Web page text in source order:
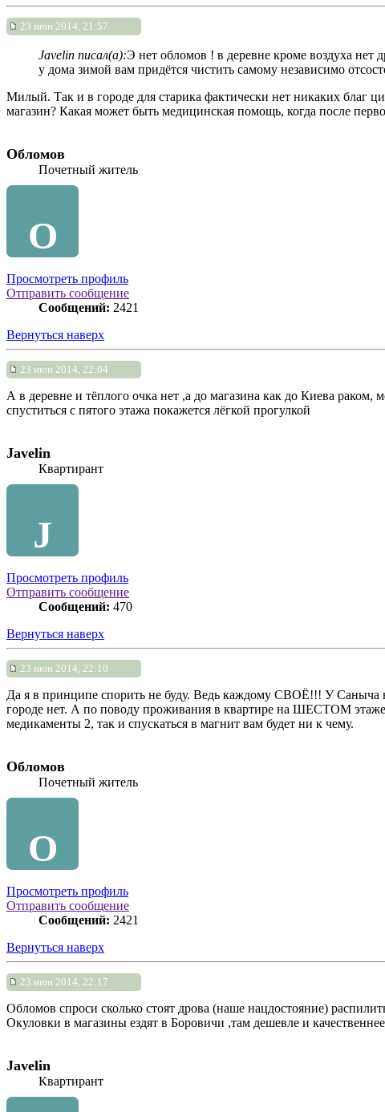
23 июн 2014, 21:57
Javelin писал(а):Э нет обломов ! в деревне кроме воздуха нет
у дома зимой вам придётся чистить самому независимо
Милый. Так и в городе для старика фактически нет никаких благ
магазин? Какая может быть медицинская помощь, когда после
Обломов
Почетный житель
О
Просмотреть профиль
Отправить сообщение
Сообщений: 2421
Вернуться наверх
23 июн 2014, 22:04
А в деревне и тёплого очка нет ,а до магазина как до Киева
спуститься с пятого этажа покажется лёгкой прогулкой
Javelin
Квартирант
J
Просмотреть профиль
Отправить сообщение
Сообщений: 470
Вернуться наверх
23 июн 2014, 22:10
Да я в принципе спорить не буду. Ведь каждому СВОЁ!!! У Саныча
городе нет. А по поводу проживания в квартире на ШЕСТОМ
медикаменты 2, так и спускаться в магнит вам будет ни к чему.
Обломов
Почетный житель
О
Просмотреть профиль
Отправить сообщение
Сообщений: 2421
Вернуться наверх
23 июн 2014, 22:17
Обломов спроси сколько стоят дрова (наше нацдостояние)
Окуловки в магазины ездят в Боровичи ,там дешевле и качественнее
Javelin
Квартирант